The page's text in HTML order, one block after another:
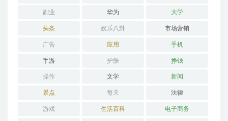
副业 华为 大学
头条 娱乐八卦 市场营销
广告 应用 手机
手游 护肤 挣钱
操作 文学 新闻
景点 每天 法律
游戏 生活百科 电子商务